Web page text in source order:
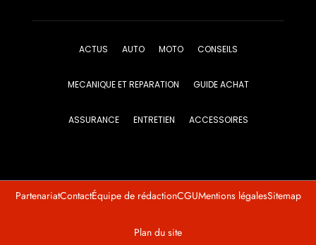
ACTUS AUTO MOTO CONSEILS
MECANIQUE ET REPARATION GUIDE ACHAT
ASSURANCE ENTRETIEN ACCESSOIRES
PartenariatContactÉquipe de rédactionCGUMentions légalesSitemap
Plan du site